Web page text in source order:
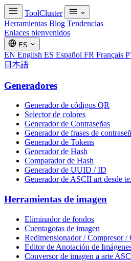
ToolCluster
Herramientas Blog Tendencias
Enlaces bienvenidos
ES
EN English ES Español FR Français
日本語
Generadores
Generador de códigos QR
Selector de colores
Generador de Contraseñas
Generador de frases de
Generador de Tokens
Generador de Hash
Comparador de Hash
Generador de UUID / ID
Generador de ASCII art desde
Herramientas de imagen
Eliminador de fondos
Cuentagotas de imagen
Redimensionador / Compresor /
Editor de Anotación de
Conversor de imagen a arte